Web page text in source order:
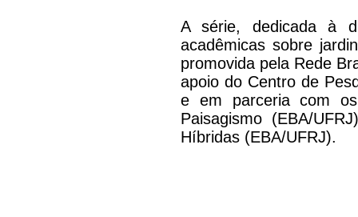
A série, dedicada à
acadêmicas sobre
promovida pela Rede
apoio do Centro de
e em parceria com
Paisagismo (EBA/
Híbridas (EBA/UFRJ).